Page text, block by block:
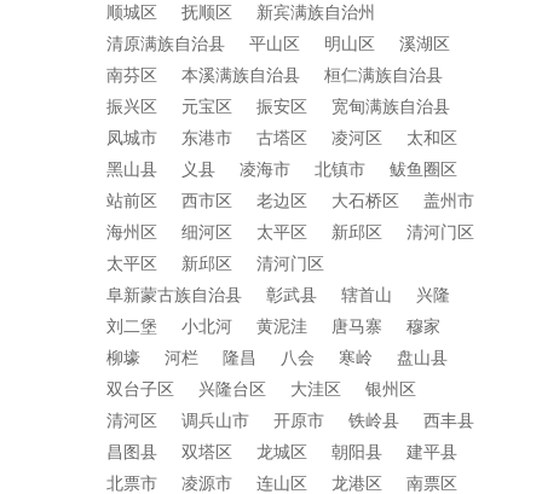
顺城区
抚顺区
新宾满族自治州
清原满族自治县
平山区 明山区
溪湖区
南芬区
本溪满族自治县
桓仁满族自治县
振兴区
元宝区 振安区
宽甸满族自治县
凤城市
东港市 古塔区 凌河区
太和区
黑山县
义县 凌海市 北镇市
鲅鱼圈区
站前区
西市区 老边区 大石桥区
盖州市
海州区
细河区 太平区 新邱区
清河门区
太平区
新邱区
清河门区
阜新蒙古族自治县
彰武县 辖首山
兴隆
刘二堡
小北河 黄泥洼 唐马寨
穆家
柳壕
河栏 隆昌 八会 寒岭
盘山县
双台子区
兴隆台区 大洼区
银州区
清河区
调兵山市 开原市 铁岭县
西丰县
昌图县
双塔区 龙城区 朝阳县
建平县
北票市
凌源市 连山区 龙港区
南票区